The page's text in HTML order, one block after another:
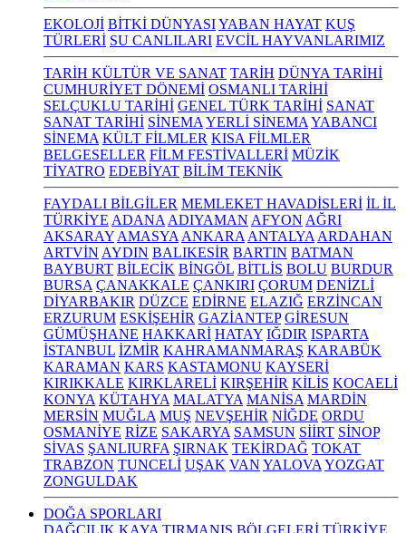
EKOLOJİ BİTKİ DÜNYASIYABAN HAYAT KUŞ
TÜRLERİ SU CANLILARI EVCİL HAYVANLARIMIZ
TARİH KÜLTÜR VE SANAT TARİH DÜNYA TARİHİ
CUMHURİYET DÖNEMİ OSMANLI TARİHİ
SELÇUKLU TARİHİ GENEL TÜRK TARİHİ SANAT
SANAT TARİHİ SİNEMA YERLİ SİNEMA YABANCI
SİNEMA KÜLT FİLMLER KISA FİLMLER
BELGESELLER FİLM FESTİVALLERİ MÜZİK
TİYATRO EDEBİYAT BİLİM TEKNİK
FAYDALI BİLGİLER MEMLEKET HAVADİSLERİ İL İL
TÜRKİYE ADANA ADIYAMAN AFYON AĞRI
AKSARAY AMASYA ANKARA ANTALYA ARDAHAN
ARTVİN AYDIN BALIKESİR BARTIN BATMAN
BAYBURT BİLECİK BİNGÖL BİTLİS BOLU BURDUR
BURSA ÇANAKKALE ÇANKIRI ÇORUM DENİZLİ
DİYARBAKIR DÜZCE EDİRNE ELAZIĞ ERZİNCAN
ERZURUM ESKİŞEHİR GAZİANTEP GİRESUN
GÜMÜŞHANE HAKKARİ HATAY IĞDIR ISPARTA
İSTANBUL İZMİR KAHRAMANMARAŞ KARABÜK
KARAMAN KARS KASTAMONU KAYSERİ
KIRIKKALE KIRKLARELİ KIRŞEHİR KİLİS KOCAELİ
KONYA KÜTAHYA MALATYA MANİSA MARDİN
MERSİN MUĞLA MUŞ NEVŞEHİR NİĞDE ORDU
OSMANİYE RİZE SAKARYA SAMSUN SİİRT SİNOP
SİVAS ŞANLIURFA ŞIRNAK TEKİRDAĞ TOKAT
TRABZON TUNCELİ UŞAK VAN YALOVA YOZGAT
ZONGULDAK
DOĞA SPORLARI
DAĞCILIK KAYA TIRMANIŞ BÖLGELERİ TÜRKİYE